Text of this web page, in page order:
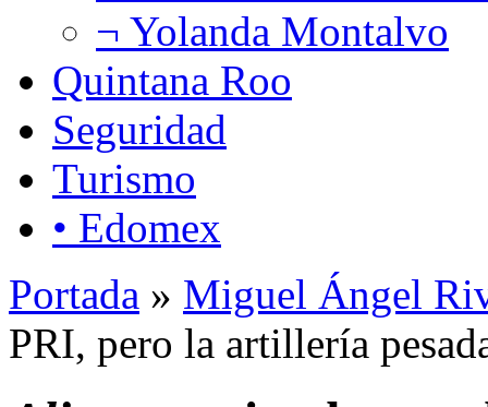
¬ Yolanda Montalvo
Quintana Roo
Seguridad
Turismo
• Edomex
Portada » Miguel Ángel
PRI, pero la artillería